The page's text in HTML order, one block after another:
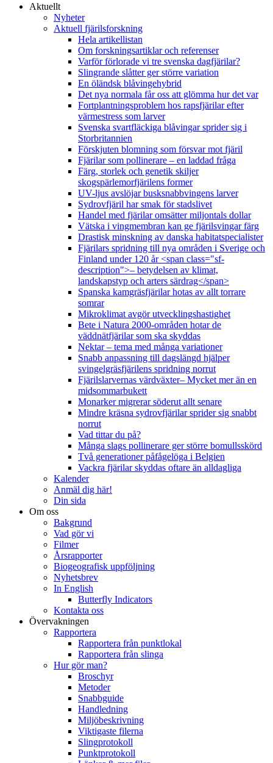
Aktuellt
Nyheter
Aktuell fjärilsforskning
Hela artikellistan
Om forskningsartiklar och referenser
Varför förlorade vi tre svenska dagfjärilar?
Slingrande slåtter ger större variation
En öländsk blåvingehybrid
Det nya normala får oss att glömma hur det var
Fortplantningsproblem hos rapsfjärilar efter
värmestress som larver
Svenska svartfläckiga blåvingar sprider sig i
Storbritannien
Förskjuten blomning som försvar mot fjäril
Fjärilar som pollinerare – en laddad fråga
Färg, storlek och genetik skiljer
skogspärlemorfjärilens former
UV-ljus avslöjar busksnabbvingens larver
Sydrovfjäril har smak för stadslivet
Handel med fjärilar omsätter miljontals dollar
Vätska i vingmembran kan ge fjärilsvingar färg
Drastisk minskning av danska habitatspecialister
Fjärilars spridning till nya områden i Sverige och
Finland under 120 år <span class="sf-
description">– betydelsen av klimat,
landskapstyp och arters särdrag</span>
Spanska kamgräsfjärilar hotas av allt torrare
somrar
Mikroklimat avgör utvecklingshastighet
Bete i Natura 2000-områden hotar de
väddnätfjärilar som ska skyddas
Nektar – tema med många variationer
Snabb anpassning till dagslängd hjälper
svingelgräsfjärilens spridning norrut
Fjärilslarvernas värdväxter– Mycket mer än en
midsommarbukett
Monarker migrerar söderut allt senare
Mindre kräsna sydrovfjärilar sprider sig snabbt
norrut
Vad tittar du på?
Många slags pollinerare ger större bomullsskörd
Två generationer påfågelöga i Belgien
Vackra fjärilar skyddas oftare än alldagliga
Kalender
Anmäl dig här!
Din sida
Om oss
Bakgrund
Vad gör vi
Filmer
Årsrapporter
Biogeografisk uppföljning
Nyhetsbrev
In English
Butterfly Indicators
Kontakta oss
Övervakningen
Rapportera
Rapportera från punktlokal
Rapportera från slinga
Hur gör man?
Broschyr
Metoder
Snabbguide
Handledning
Miljöbeskrivning
Viktigaste filerna
Slingprotokoll
Punktprotokoll